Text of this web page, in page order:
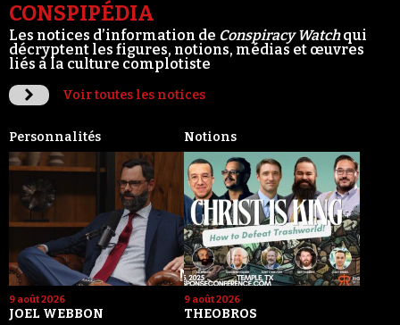
CONSPIPÉDIA
Les notices d’information de Conspiracy Watchqui
décryptent les figures, notions, médias et œuvres
liés à la culture complotiste
Voir toutes les notices
Personnalités
9 août 2026
JOEL WEBBON
Notions
9 août 2026
THEOBROS